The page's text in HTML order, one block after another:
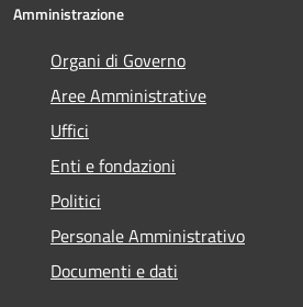
Amministrazione
Organi di Governo
Aree Amministrative
Uffici
Enti e fondazioni
Politici
Personale Amministrativo
Documenti e dati